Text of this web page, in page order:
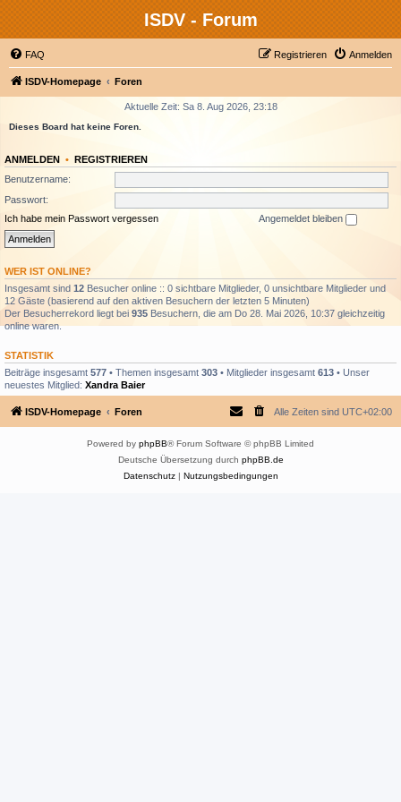
ISDV - Forum
FAQ Anmelden
Registrieren
ISDV-Homepage Foren
Aktuelle Zeit: Sa 8. Aug 2026, 23:18
Dieses Board hat keine Foren.
ANMELDEN • REGISTRIEREN
Benutzername:
Passwort:
Ich habe mein Passwort vergessen
Angemeldet bleiben
WER IST ONLINE?
Insgesamt sind 12 Besucher online :: 0 sichtbare Mitglieder, 0 unsichtbare Mitglieder und
12 Gäste (basierend auf den aktiven Besuchern der letzten 5 Minuten)
Der Besucherrekord liegt bei 935 Besuchern, die am Do 28. Mai 2026, 10:37 gleichzeitig
online waren.
STATISTIK
Beiträge insgesamt 577 • Themen insgesamt 303 • Mitglieder insgesamt 613 • Unser
neuestes Mitglied: Xandra Baier
ISDV-Homepage Foren Alle Zeiten sind UTC+02:00
Powered by phpBB® Forum Software © phpBB Limited
Deutsche Übersetzung durch phpBB.de
Datenschutz| Nutzungsbedingungen